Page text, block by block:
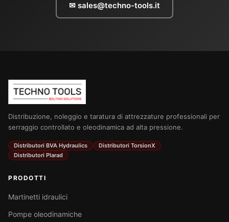
✉ sales@techno-tools.it
Distribuzione, noleggio e taratura di attrezzature professionali per
serraggio controllato e oleodinamica ad alta pressione.
Distributori BVA Hydraulics
Distributori TorsionX
Distributori Plarad
PRODOTTI
Martinetti idraulici
Pompe oleodinamiche